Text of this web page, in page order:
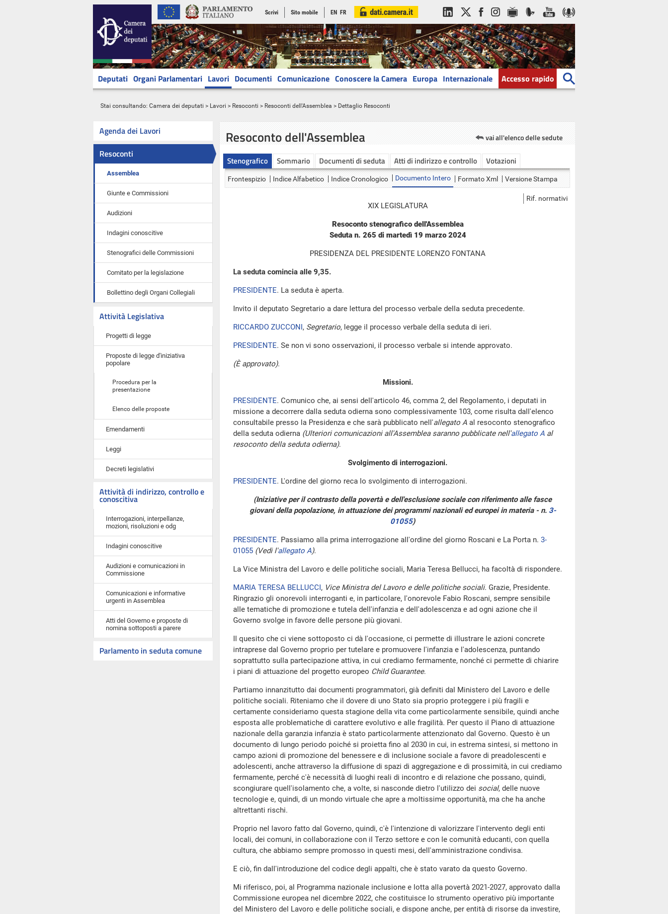
Scrivi Sito mobile EN FR
Deputati Organi Parlamentari Lavori Documenti Comunicazione Conoscere la Camera Europa Internazionale Accesso rapido
Stai consultando: Camera dei deputati > Lavori > Resoconti > Resoconti dell'Assemblea > Dettaglio Resoconti
Agenda dei Lavori
Resoconti
Assemblea
Giunte e Commissioni
Audizioni
Indagini conoscitive
Stenografici delle Commissioni
Comitato per la legislazione
Bollettino degli Organi Collegiali
Attività Legislativa
Progetti di legge
Proposte di legge d'iniziativa
popolare
Procedura per la
presentazione
Elenco delle proposte
Emendamenti
Leggi
Decreti legislativi
Attività di indirizzo, controllo e
conoscitiva
Interrogazioni, interpellanze,
mozioni, risoluzioni e odg
Indagini conoscitive
Audizioni e comunicazioni in
Commissione
Comunicazioni e informative
urgenti in Assemblea
Atti del Governo e proposte di
nomina sottoposti a parere
Parlamento in seduta comune
Resoconto dell'Assemblea vai all'elenco delle sedute
Stenografico Sommario Documenti di seduta Atti di indirizzo e controllo Votazioni
Frontespizio Indice Alfabetico Indice Cronologico Documento Intero Formato Xml Versione Stampa
Rif. normativi
XIX LEGISLATURA
Resoconto stenografico dell'Assemblea
Seduta n. 265 di martedì 19 marzo 2024
PRESIDENZA DEL PRESIDENTE LORENZO FONTANA
La seduta comincia alle 9,35.
PRESIDENTE. La seduta è aperta.
Invito il deputato Segretario a dare lettura del processo verbale della seduta precedente.
RICCARDO ZUCCONI, Segretario, legge il processo verbale della seduta di ieri.
PRESIDENTE. Se non vi sono osservazioni, il processo verbale si intende approvato.
(È approvato).
Missioni.
PRESIDENTE. Comunico che, ai sensi dell'articolo 46, comma 2, del Regolamento, i deputati in
missione a decorrere dalla seduta odierna sono complessivamente 103, come risulta dall'elenco
consultabile presso la Presidenza e che sarà pubblicato nell'allegato A al resoconto stenografico
della seduta odierna (Ulteriori comunicazioni all'Assemblea saranno pubblicate nell'allegato A al
resoconto della seduta odierna).
Svolgimento di interrogazioni.
PRESIDENTE. L'ordine del giorno reca lo svolgimento di interrogazioni.
(Iniziative per il contrasto della povertà e dell'esclusione sociale con riferimento alle fasce
giovani della popolazione, in attuazione dei programmi nazionali ed europei in materia - n. 3-
01055)
PRESIDENTE. Passiamo alla prima interrogazione all'ordine del giorno Roscani e La Porta n. 3-
01055 (Vedi l'allegato A).
La Vice Ministra del Lavoro e delle politiche sociali, Maria Teresa Bellucci, ha facoltà di rispondere.
MARIA TERESA BELLUCCI, Vice Ministra del Lavoro e delle politiche sociali. Grazie, Presidente.
Ringrazio gli onorevoli interroganti e, in particolare, l'onorevole Fabio Roscani, sempre sensibile
alle tematiche di promozione e tutela dell'infanzia e dell'adolescenza e ad ogni azione che il
Governo svolge in favore delle persone più giovani.
Il quesito che ci viene sottoposto ci dà l'occasione, ci permette di illustrare le azioni concrete
intraprese dal Governo proprio per tutelare e promuovere l'infanzia e l'adolescenza, puntando
soprattutto sulla partecipazione attiva, in cui crediamo fermamente, nonché ci permette di chiarire
i piani di attuazione del progetto europeo Child Guarantee.
Partiamo innanzitutto dai documenti programmatori, già definiti dal Ministero del Lavoro e delle
politiche sociali. Riteniamo che il dovere di uno Stato sia proprio proteggere i più fragili e
certamente consideriamo questa stagione della vita come particolarmente sensibile, quindi anche
esposta alle problematiche di carattere evolutivo e alle fragilità. Per questo il Piano di attuazione
nazionale della garanzia infanzia è stato particolarmente attenzionato dal Governo. Questo è un
documento di lungo periodo poiché si proietta fino al 2030 in cui, in estrema sintesi, si mettono in
campo azioni di promozione del benessere e di inclusione sociale a favore di preadolescenti e
adolescenti, anche attraverso la diffusione di spazi di aggregazione e di prossimità, in cui crediamo
fermamente, perché c'è necessità di luoghi reali di incontro e di relazione che possano, quindi,
scongiurare quell'isolamento che, a volte, si nasconde dietro l'utilizzo dei social, delle nuove
tecnologie e, quindi, di un mondo virtuale che apre a moltissime opportunità, ma che ha anche
altrettanti rischi.
Proprio nel lavoro fatto dal Governo, quindi, c'è l'intenzione di valorizzare l'intervento degli enti
locali, dei comuni, in collaborazione con il Terzo settore e con le comunità educanti, con quella
cultura, che abbiamo sempre promosso in questi mesi, dell'amministrazione condivisa.
E ciò, fin dall'introduzione del codice degli appalti, che è stato varato da questo Governo.
Mi riferisco, poi, al Programma nazionale inclusione e lotta alla povertà 2021-2027, approvato dalla
Commissione europea nel dicembre 2022, che costituisce lo strumento operativo più importante
del Ministero del Lavoro e delle politiche sociali, e dispone anche, per entità di risorse da investire,